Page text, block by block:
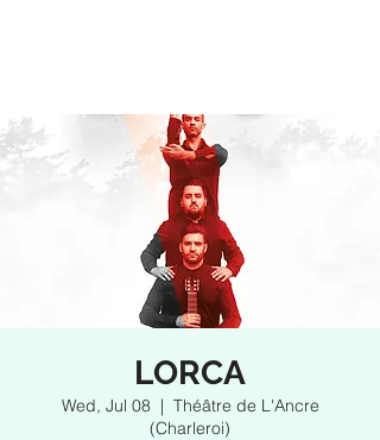
LORCA
Wed, Jul 08
  |
Théâtre de L'Ancre
(Charleroi)